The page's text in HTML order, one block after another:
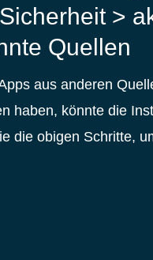
>
Quellen
aus anderen
haben, könnte die
die obigen Schritte,